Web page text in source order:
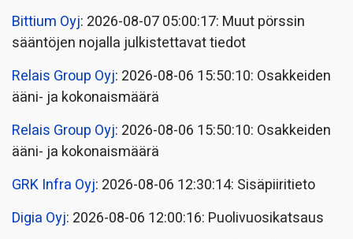
Bittium Oyj: 2026-08-07 05:00:17: Muut pörssin
sääntöjen nojalla julkistettavat tiedot
Relais Group Oyj: 2026-08-06 15:50:10: Osakkeiden
ääni- ja kokonaismäärä
Relais Group Oyj: 2026-08-06 15:50:10: Osakkeiden
ääni- ja kokonaismäärä
GRK Infra Oyj: 2026-08-06 12:30:14: Sisäpiiritieto
Digia Oyj: 2026-08-06 12:00:16: Puolivuosikatsaus